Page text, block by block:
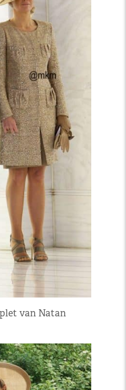
van Natan